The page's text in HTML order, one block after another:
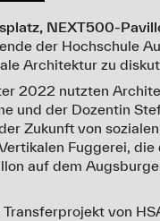
NEXT500-
der Hochschule
Architektur zu
2022 nutzten
und der Dozentin
Zukunft von
Fuggerei,
auf dem
von